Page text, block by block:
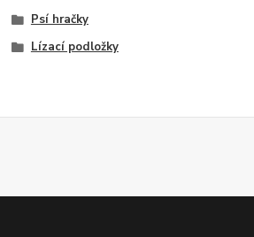
Psí hračky
Lízací podložky